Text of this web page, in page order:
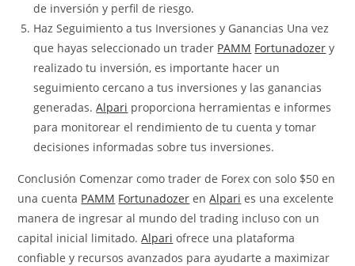
de inversión y perfil de riesgo.
Haz Seguimiento a tus Inversiones y Ganancias Una vez
que hayas seleccionado un trader PAMM Fortunadozer y
realizado tu inversión, es importante hacer un
seguimiento cercano a tus inversiones y las ganancias
generadas.Alpari proporciona herramientas e informes
para monitorear el rendimiento de tu cuenta y tomar
decisiones informadas sobre tus inversiones.
Conclusión Comenzar como trader de Forex con solo $50 en
una cuenta PAMM Fortunadozer enAlpari es una excelente
manera de ingresar al mundo del trading incluso con un
capital inicial limitado.Alpari ofrece una plataforma
confiable y recursos avanzados para ayudarte a maximizar